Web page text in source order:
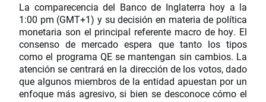
La comparecencia del Banco de Inglaterra hoy a la
1:00 pm (GMT+1) y su decisión en materia de política
monetaria son el principal referente macro de hoy. El
consenso de mercado espera que tanto los tipos
como el programa QE se mantengan sin cambios. La
atención se centrará en la dirección de los votos, dado
que algunos miembros de la entidad apuestan por un
enfoque más agresivo, si bien se desconoce cómo el